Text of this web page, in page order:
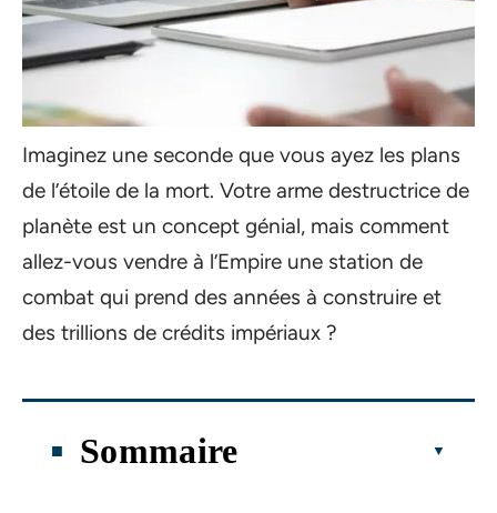
Imaginez une seconde que vous ayez les plans
de l’étoile de la mort. Votre arme destructrice de
planète est un concept génial, mais comment
allez-vous vendre à l’Empire une station de
combat qui prend des années à construire et
des trillions de crédits impériaux ?
Sommaire